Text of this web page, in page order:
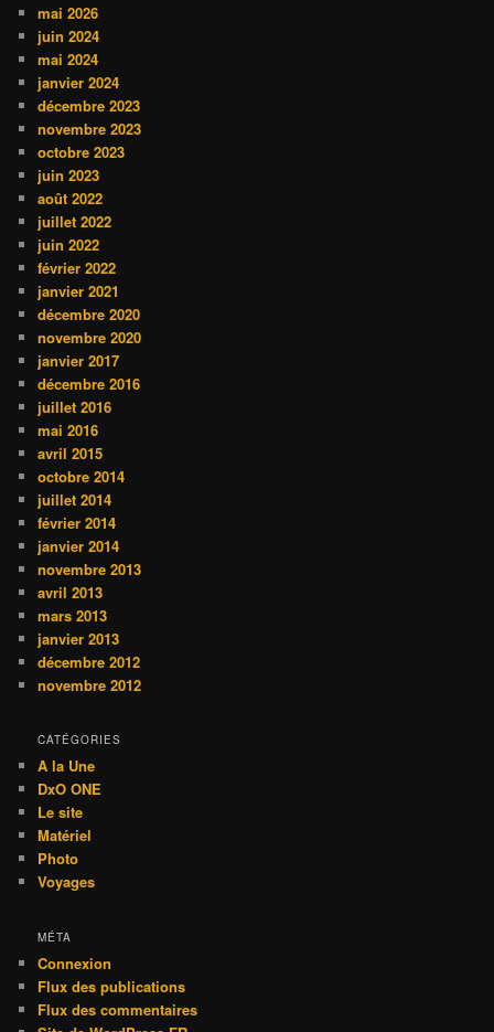
mai 2026
juin 2024
mai 2024
janvier 2024
décembre 2023
novembre 2023
octobre 2023
juin 2023
août 2022
juillet 2022
juin 2022
février 2022
janvier 2021
décembre 2020
novembre 2020
janvier 2017
décembre 2016
juillet 2016
mai 2016
avril 2015
octobre 2014
juillet 2014
février 2014
janvier 2014
novembre 2013
avril 2013
mars 2013
janvier 2013
décembre 2012
novembre 2012
CATÉGORIES
A la Une
DxO ONE
Le site
Matériel
Photo
Voyages
MÉTA
Connexion
Flux des publications
Flux des commentaires